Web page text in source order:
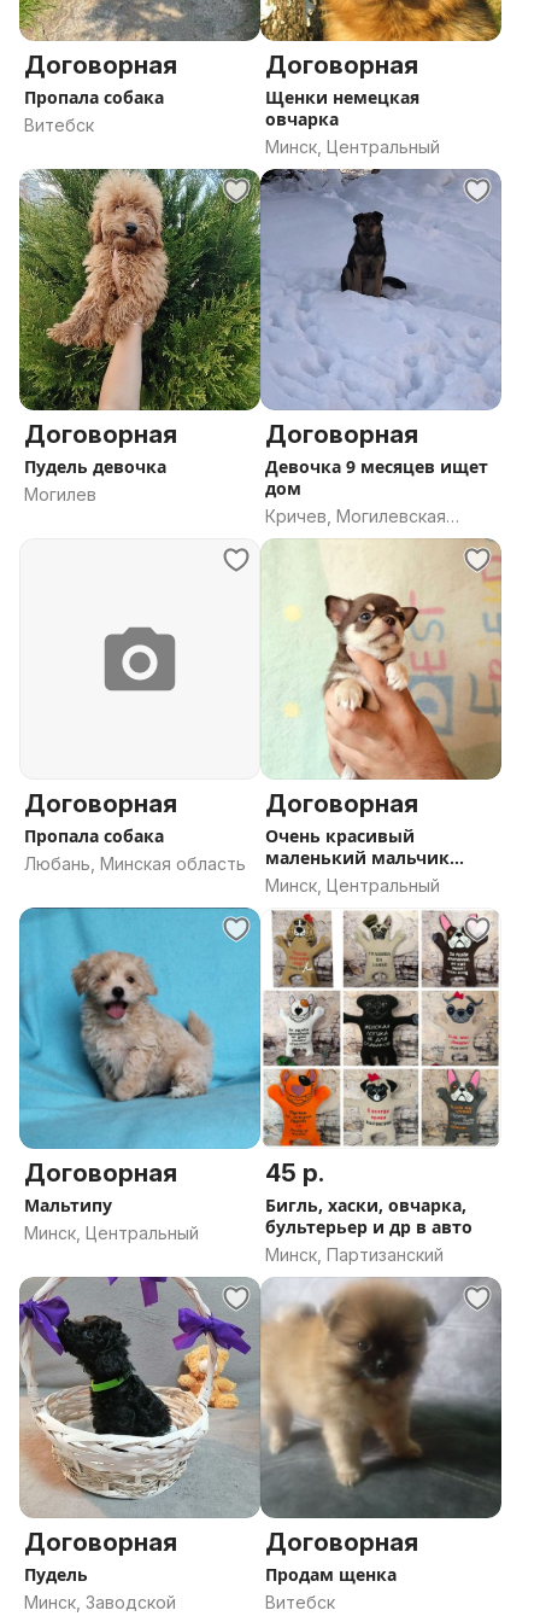
Договорная
Пропала собака
Витебск
Договорная
Щенки немецкая
овчарка
Минск, Центральный
Договорная
Пудель девочка
Могилев
Договорная
Девочка 9 месяцев ищет
дом
Кричев, Могилевская
область
Договорная
Пропала собака
Любань, Минская область
Договорная
Очень красивый
маленький мальчик
чихуахуа.
Минск, Центральный
Договорная
Мальтипу
Минск, Центральный
45 р.
Бигль, хаски, овчарка,
бультерьер и др в авто
Минск, Партизанский
Договорная
Пудель
Минск, Заводской
Договорная
Продам щенка
Витебск